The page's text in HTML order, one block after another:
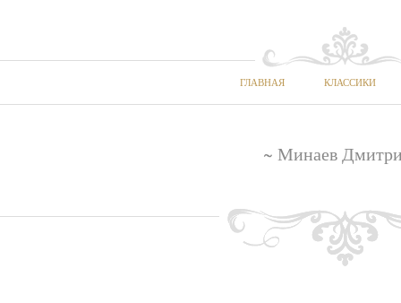
ГЛАВНАЯ КЛАССИКИ
~ Минаев